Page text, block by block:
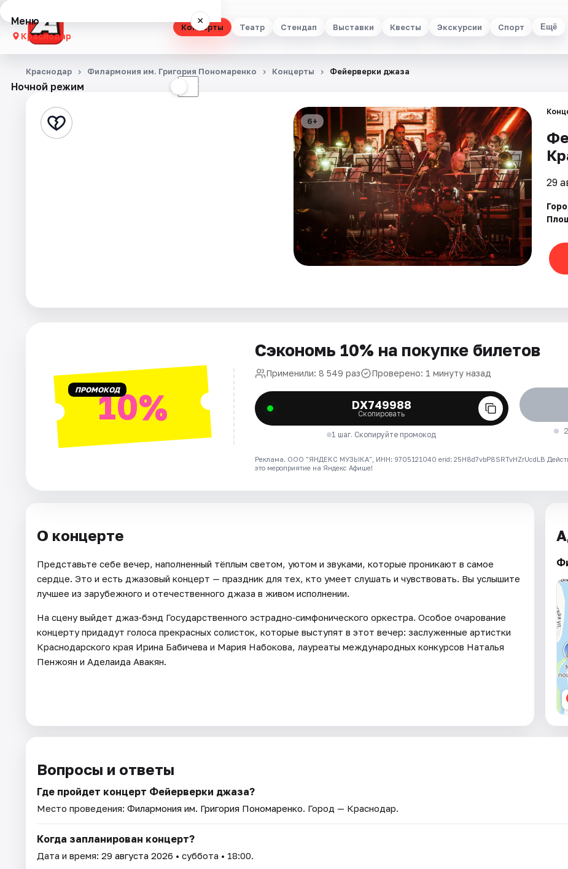
Концерты Театр Стендап Выставки Квесты Экскурсии Спорт Ещё
Меню ×
Краснодар
Концерты
Стендап
Города
Рейтинги
Ночной режим ☾
Краснодар Филармония им. Григория Пономаренко Концерты Фейерверки джаза
6+
29
ПРОМОКОД10%
Сэкономь 10% на покупке билетов
Применили: 8 549 раз Проверено: 1 минуту назад
DX749988
Скопировать
1 шаг. Скопируйте промокод
Реклама. ООО "ЯНДЕКС МУЗЫКА", ИНН: 9705121040 erid: 25H8d7vbP8SRTvHZrUcdLB
это мероприятие на Яндекс Афише!
О концерте
Представьте себе вечер, наполненный тёплым светом, уютом и звуками, которые проникают в самое
сердце. Это и есть джазовый концерт — праздник для тех, кто умеет слушать и чувствовать. Вы услышите
лучшее из зарубежного и отечественного джаза в живом исполнении.
На сцену выйдет джаз‑бэнд Государственного эстрадно‑симфонического оркестра. Особое очарование
концерту придадут голоса прекрасных солисток, которые выступят в этот вечер: заслуженные артистки
Краснодарского края Ирина Бабичева и Мария Набокова, лауреаты международных конкурсов Наталья
Пенжоян и Аделаида Авакян.
Вопросы и ответы
Где пройдет концерт Фейерверки джаза?
Место проведения: Филармония им. Григория Пономаренко. Город — Краснодар.
Когда запланирован концерт?
Дата и время: 29 августа 2026 • суббота • 18:00.